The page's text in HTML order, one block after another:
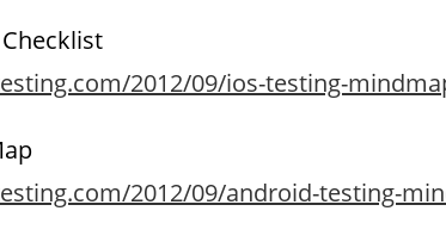
2012/09/ios-testing-
2012/09/android-testing-